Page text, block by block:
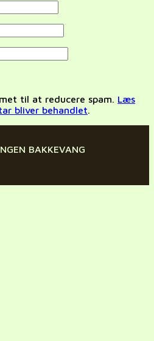
til at reducere spam. Læs
bliver behandlet.
BAKKEVANG